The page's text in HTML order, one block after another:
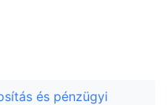
és pénzügyi